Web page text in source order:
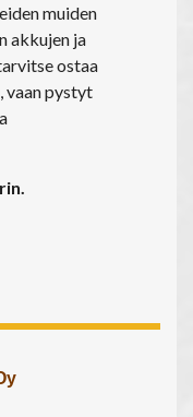
muiden
akkujen ja
ostaa
vaan pystyt